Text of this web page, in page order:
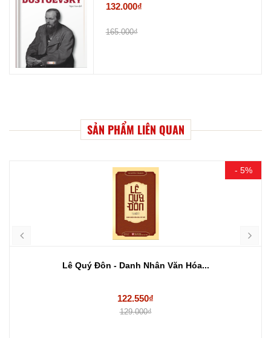
132.000₫
165.000₫
SẢN PHẨM LIÊN QUAN
- 5%
Lê Quý Đôn - Danh Nhân Văn Hóa...
122.550₫
129.000₫